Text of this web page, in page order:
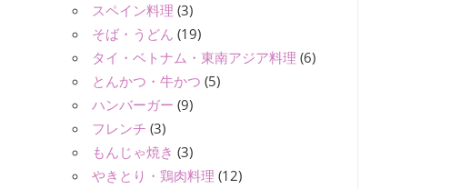
スペイン料理 (3)
そば・うどん (19)
タイ・ベトナム・東南アジア料理 (6)
とんかつ・牛かつ (5)
ハンバーガー (9)
フレンチ (3)
もんじゃ焼き (3)
やきとり・鶏肉料理 (12)